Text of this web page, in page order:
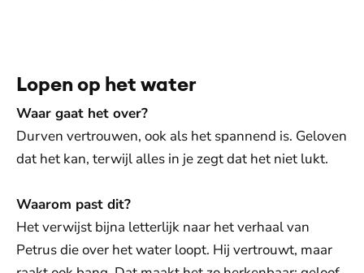
Lopen op het water
Waar gaat het over?
Durven vertrouwen, ook als het spannend is. Geloven
dat het kan, terwijl alles in je zegt dat het niet lukt.
Waarom past dit?
Het verwijst bijna letterlijk naar het verhaal van
Petrus die over het water loopt. Hij vertrouwt, maar